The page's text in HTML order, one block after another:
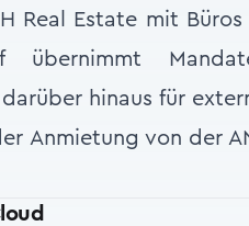
Real Estate mit
übernimmt
hinaus für
Anmietung von der